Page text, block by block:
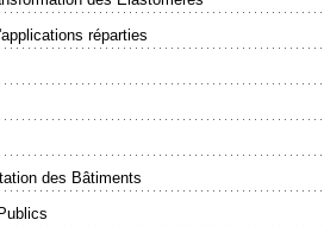
réparties
des Bâtiments